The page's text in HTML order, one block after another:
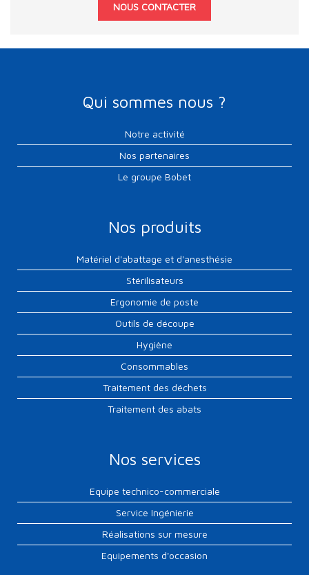
NOUS CONTACTER
Qui sommes nous ?
Notre activité
Nos partenaires
Le groupe Bobet
Nos produits
Matériel d'abattage et d'anesthésie
Stérilisateurs
Ergonomie de poste
Outils de découpe
Hygiène
Consommables
Traitement des déchets
Traitement des abats
Nos services
Equipe technico-commerciale
Service Ingénierie
Réalisations sur mesure
Equipements d'occasion